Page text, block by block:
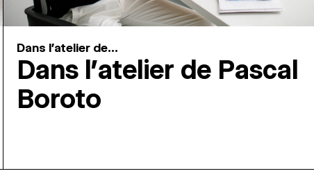
Dans l'atelier de...
Dans l’atelier de Pascal
Boroto